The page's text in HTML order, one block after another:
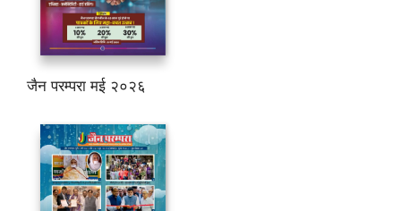
जैन परम्परा मई २०२६